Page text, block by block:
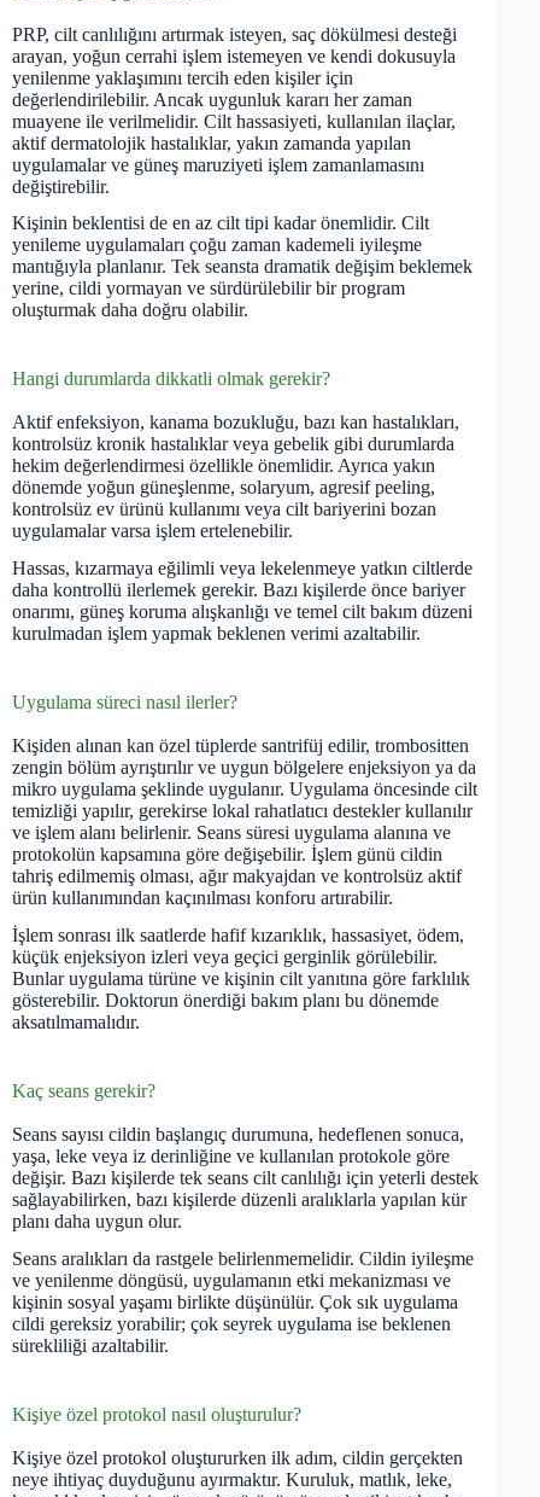
PRP, cilt canlılığını artırmak isteyen, saç dökülmesi desteği
arayan, yoğun cerrahi işlem istemeyen ve kendi dokusuyla
yenilenme yaklaşımını tercih eden kişiler için
değerlendirilebilir. Ancak uygunluk kararı her zaman
muayene ile verilmelidir. Cilt hassasiyeti, kullanılan ilaçlar,
aktif dermatolojik hastalıklar, yakın zamanda yapılan
uygulamalar ve güneş maruziyeti işlem zamanlamasını
değiştirebilir.
Kişinin beklentisi de en az cilt tipi kadar önemlidir. Cilt
yenileme uygulamaları çoğu zaman kademeli iyileşme
mantığıyla planlanır. Tek seansta dramatik değişim beklemek
yerine, cildi yormayan ve sürdürülebilir bir program
oluşturmak daha doğru olabilir.
Hangi durumlarda dikkatli olmak gerekir?
Aktif enfeksiyon, kanama bozukluğu, bazı kan hastalıkları,
kontrolsüz kronik hastalıklar veya gebelik gibi durumlarda
hekim değerlendirmesi özellikle önemlidir. Ayrıca yakın
dönemde yoğun güneşlenme, solaryum, agresif peeling,
kontrolsüz ev ürünü kullanımı veya cilt bariyerini bozan
uygulamalar varsa işlem ertelenebilir.
Hassas, kızarmaya eğilimli veya lekelenmeye yatkın ciltlerde
daha kontrollü ilerlemek gerekir. Bazı kişilerde önce bariyer
onarımı, güneş koruma alışkanlığı ve temel cilt bakım düzeni
kurulmadan işlem yapmak beklenen verimi azaltabilir.
Uygulama süreci nasıl ilerler?
Kişiden alınan kan özel tüplerde santrifüj edilir, trombositten
zengin bölüm ayrıştırılır ve uygun bölgelere enjeksiyon ya da
mikro uygulama şeklinde uygulanır. Uygulama öncesinde cilt
temizliği yapılır, gerekirse lokal rahatlatıcı destekler kullanılır
ve işlem alanı belirlenir. Seans süresi uygulama alanına ve
protokolün kapsamına göre değişebilir. İşlem günü cildin
tahriş edilmemiş olması, ağır makyajdan ve kontrolsüz aktif
ürün kullanımından kaçınılması konforu artırabilir.
İşlem sonrası ilk saatlerde hafif kızarıklık, hassasiyet, ödem,
küçük enjeksiyon izleri veya geçici gerginlik görülebilir.
Bunlar uygulama türüne ve kişinin cilt yanıtına göre farklılık
gösterebilir. Doktorun önerdiği bakım planı bu dönemde
aksatılmamalıdır.
Kaç seans gerekir?
Seans sayısı cildin başlangıç durumuna, hedeflenen sonuca,
yaşa, leke veya iz derinliğine ve kullanılan protokole göre
değişir. Bazı kişilerde tek seans cilt canlılığı için yeterli destek
sağlayabilirken, bazı kişilerde düzenli aralıklarla yapılan kür
planı daha uygun olur.
Seans aralıkları da rastgele belirlenmemelidir. Cildin iyileşme
ve yenilenme döngüsü, uygulamanın etki mekanizması ve
kişinin sosyal yaşamı birlikte düşünülür. Çok sık uygulama
cildi gereksiz yorabilir; çok seyrek uygulama ise beklenen
sürekliliği azaltabilir.
Kişiye özel protokol nasıl oluşturulur?
Kişiye özel protokol oluştururken ilk adım, cildin gerçekten
neye ihtiyaç duyduğunu ayırmaktır. Kuruluk, matlık, leke,